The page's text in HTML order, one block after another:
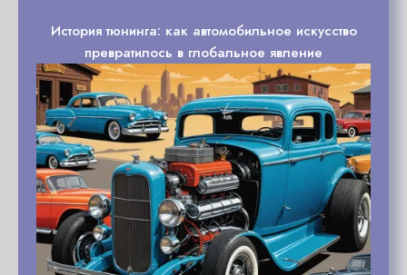
История тюнинга: как автомобильное искусство
превратилось в глобальное явление